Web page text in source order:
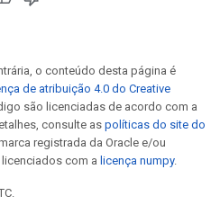
o conteúdo desta página é
de atribuição 4.0 do Creative
são licenciadas de acordo com a
consulte as políticas do site do
registrada da Oracle e/ou
com a licença numpy.